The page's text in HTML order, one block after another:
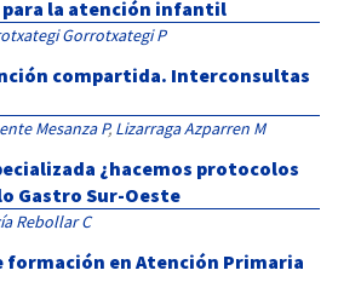
para la atención infantil
Gorrotxategi P
compartida. Interconsultas
Mesanza P, Lizarraga Azparren M
¿hacemos protocolos
Gastro Sur-Oeste
Rebollar C
formación en Atención Primaria